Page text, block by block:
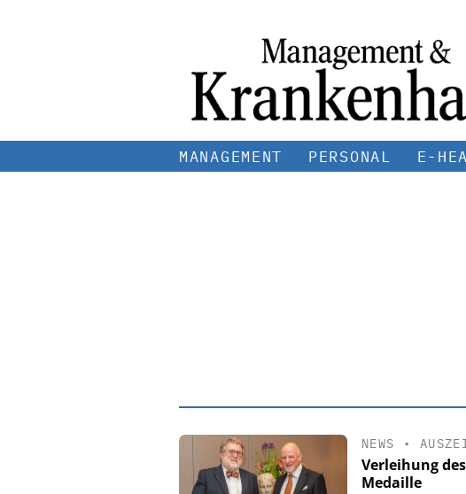
MANAGEMENT PERSONAL E-
NEWS •
Verleihung
Medaille